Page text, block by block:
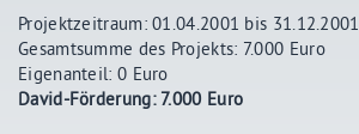
Projektzeitraum: 01.04.2001 bis 31.12.2001
Gesamtsumme des Projekts: 7.000 Euro
Eigenanteil: 0 Euro
David-Förderung: 7.000 Euro